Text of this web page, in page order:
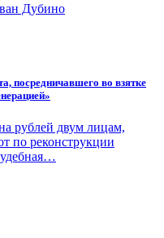
Дубино
посредничавшего во взятке
рублей двум лицам,
по реконструкции